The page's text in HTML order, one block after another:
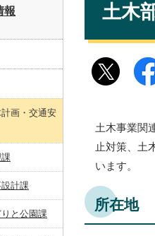
土木
土木事業関
止対策、土
います。
所在地
報
画・交通安
計課
と公園課